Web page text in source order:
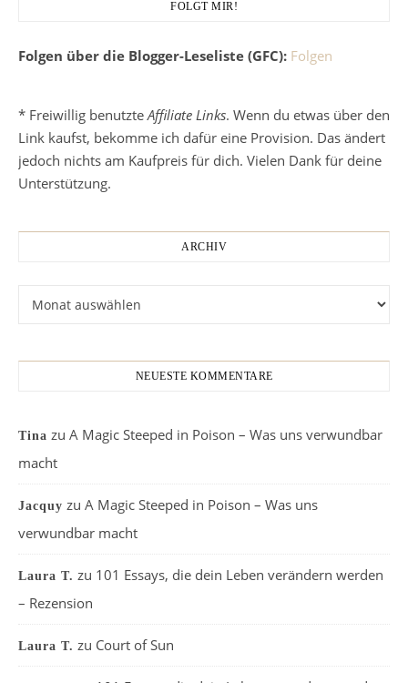
FOLGT MIR!
Folgen über die Blogger-Leseliste (GFC): Folgen
* Freiwillig benutzteAffiliate Links. Wenn du etwas über den
Link kaufst, bekomme ich dafür eine Provision. Das ändert
jedoch nichts am Kaufpreis für dich. Vielen Dank für deine
Unterstützung.
ARCHIV
NEUESTE KOMMENTARE
Tina zu A Magic Steeped in Poison – Was uns verwundbar
macht
Jacquy zu A Magic Steeped in Poison – Was uns
verwundbar macht
Laura T. zu 101 Essays, die dein Leben verändern werden
– Rezension
Laura T. zu Court of Sun